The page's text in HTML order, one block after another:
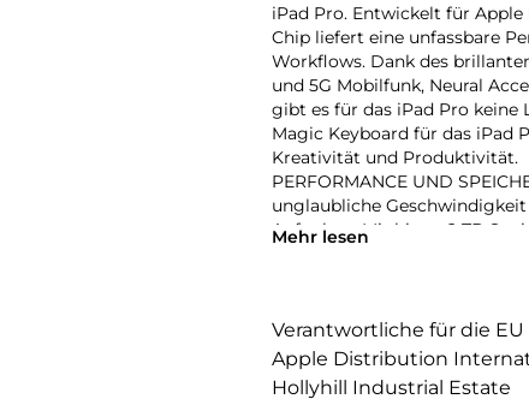
iPad Pro. Entwickelt für
Chip liefert eine unfassbare
Workflows. Dank des
und 5G Mobilfunk, Neural
gibt es für das iPad Pro
Magic Keyboard für das iPad
Kreativität und Produktivität.
PERFORMANCE UND
unglaubliche
Aufgaben. Mit bis zu 2 TB
Workflows steuern,
APPLE INTELLIGENCE:
hilft dir, zu kommunizieren,
Mehr lesen
Verantwortliche für die EU
Apple Distribution
Hollyhill Industrial Estate